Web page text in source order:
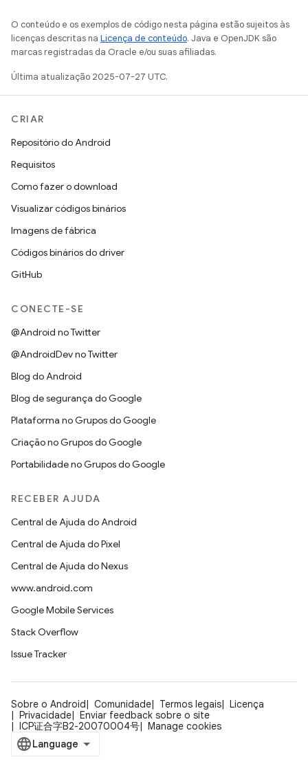
O conteúdo e os exemplos de código nesta página estão sujeitos às
licenças descritas na Licença de conteúdo. Java e OpenJDK são
marcas registradas da Oracle e/ou suas afiliadas.
Última atualização 2025-07-27 UTC.
CRIAR
Repositório do Android
Requisitos
Como fazer o download
Visualizar códigos binários
Imagens de fábrica
Códigos binários do driver
GitHub
CONECTE-SE
@Android no Twitter
@AndroidDev no Twitter
Blog do Android
Blog de segurança do Google
Plataforma no Grupos do Google
Criação no Grupos do Google
Portabilidade no Grupos do Google
RECEBER AJUDA
Central de Ajuda do Android
Central de Ajuda do Pixel
Central de Ajuda do Nexus
www.android.com
Google Mobile Services
Stack Overflow
Issue Tracker
Sobre o Android Comunidade Termos legais
Licença
Privacidade
Enviar feedback sobre o site
ICP证合字B2-20070004号
Manage cookies